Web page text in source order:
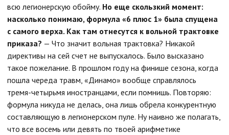
всю легионерскую обойму. Но еще скользкий момент:
насколько понимаю, формула «6 плюс 1» была спущена
с самого верха. Как там отнесутся к вольной трактовке
приказа? — Что значит вольная трактовка? Никакой
директивы на сей счет не выпускалось. Было высказано
такое пожелание. В прошлом году на финише сезона, когда
пошла череда травм, «Динамо» вообще справлялось
тремя-четырьмя иностранцами, если помнишь. Повторяю:
формула никуда не делась, она лишь обрела конкурентную
составляющую в легионерском пуле. Ну наивно же полагать,
что все восемь или девять по твоей арифметике